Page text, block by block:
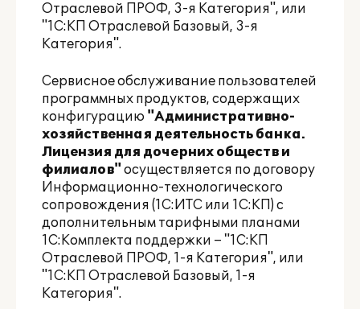
Отраслевой ПРОФ, 3-я Категория", или
"1С:КП Отраслевой Базовый, 3-я
Категория".
Сервисное обслуживание пользователей
программных продуктов, содержащих
конфигурацию "Административно-
хозяйственная деятельность банка.
Лицензия для дочерних обществ и
филиалов" осуществляется по договору
Информационно-технологического
сопровождения (1С:ИТС или 1С:КП) с
дополнительным тарифными планами
1С:Комплекта поддержки – "1С:КП
Отраслевой ПРОФ, 1-я Категория", или
"1С:КП Отраслевой Базовый, 1-я
Категория".